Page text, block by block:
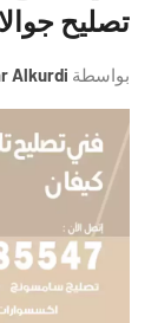
تصليح
بواسطة Alkurdi